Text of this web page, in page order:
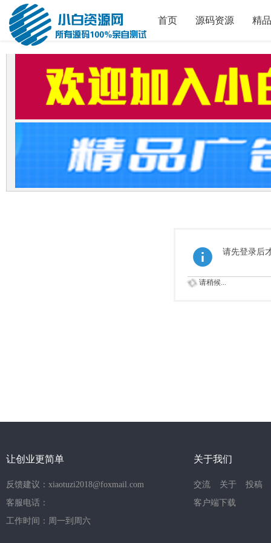
首页 源码资源 精
请先登录后
请稍候...
让创业更简单
反馈建议：xiaotuzi2018@foxmail.com
客服电话：
工作时间：周一到周六
关于我们
交流 关于
投稿
客户端下载